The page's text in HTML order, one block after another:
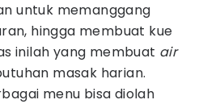
untuk memanggang
hingga membuat kue
inilah yang membuat air
masak harian.
menu bisa diolah